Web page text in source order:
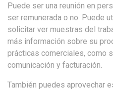
Puede ser una reunión en
ser remunerada o no. Puede
solicitar ver muestras del
más información sobre su
prácticas comerciales, como
comunicación y facturación.
También puedes aprovechar